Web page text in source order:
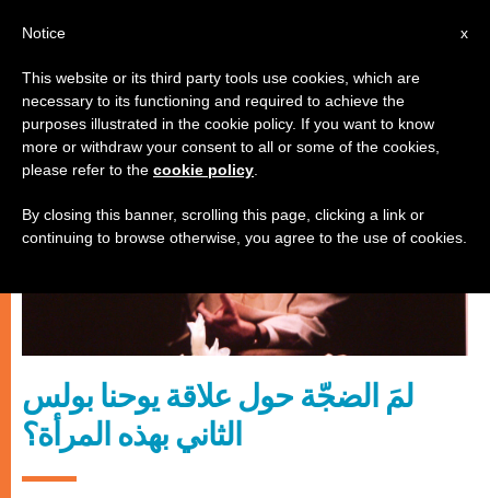
كنيسة محليّة
لمَ الضجّة حول علاقة يوحنا بولس
الثاني بهذه المرأة؟
x
Notice
This website or its third party tools use cookies, which are
necessary to its functioning and required to achieve the
purposes illustrated in the cookie policy. If you want to know
more or withdraw your consent to all or some of the cookies,
please refer to the cookie policy
By closing this banner, scrolling this page, clicking a link or
continuing to browse otherwise, you agree to the use of cookies.